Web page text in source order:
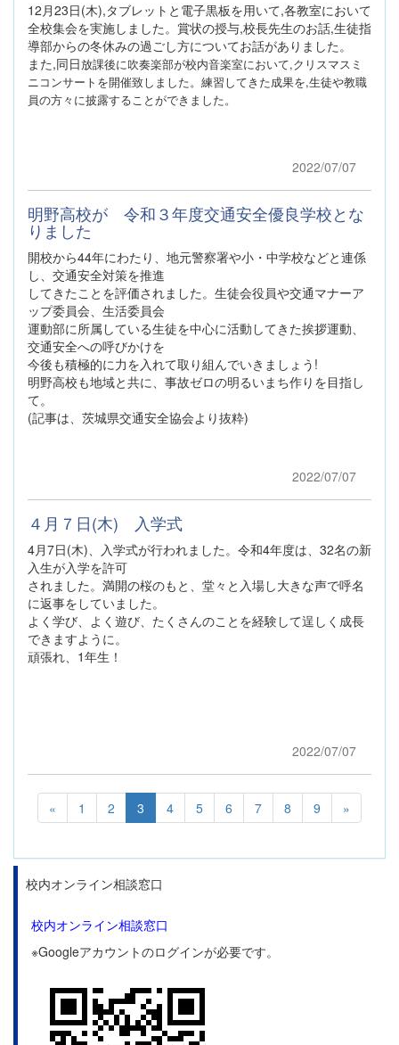
12月23日(木),タブレットと電子黒板を用いて,各教室において
全校集会を実施しました。賞状の授与,校長先生のお話,生徒指
導部からの冬休みの過ごし方についてお話がありました。
また,同日放課後に吹奏楽部が校内音楽室において,クリスマスミ
ニコンサートを開催致しました。練習してきた成果を,生徒や教職
員の方々に披露することができました。
2022/07/07
明野高校が 令和３年度交通安全優良学校とな
りました
開校から44年にわたり、地元警察署や小・中学校などと連係
し、交通安全対策を推進
してきたことを評価されました。生徒会役員や交通マナーア
ップ委員会、生活委員会
運動部に所属している生徒を中心に活動してきた挨拶運動、
交通安全への呼びかけを
今後も積極的に力を入れて取り組んでいきましょう!
明野高校も地域と共に、事故ゼロの明るいまち作りを目指し
て。
(記事は、茨城県交通安全協会より抜粋)
2022/07/07
４月７日(木) 入学式
4月7日(木)、入学式が行われました。令和4年度は、32名の新
入生が入学を許可
されました。満開の桜のもと、堂々と入場し大きな声で呼名
に返事をしていました。
よく学び、よく遊び、たくさんのことを経験して逞しく成長
できますように。
頑張れ、1年生！
2022/07/07
« 1 2 3 4 5 6 7 8 9 »
校内オンライン相談窓口
校内オンライン相談窓口
※Googleアカウントのログインが必要です。